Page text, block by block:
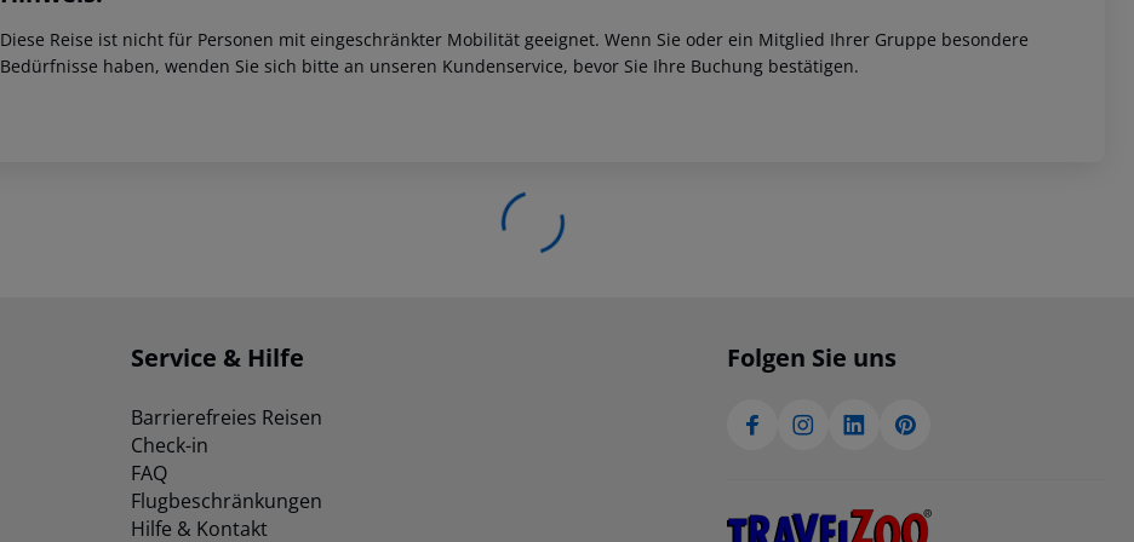
Diese Reise ist nicht für Personen mit eingeschränkter Mobilität geeignet. Wenn Sie oder ein Mitglied Ihrer Gruppe besondere
Bedürfnisse haben, wenden Sie sich bitte an unseren Kundenservice, bevor Sie Ihre Buchung bestätigen.
Service & Hilfe
Barrierefreies Reisen
Check-in
FAQ
Flugbeschränkungen
Hilfe & Kontakt
Folgen Sie uns